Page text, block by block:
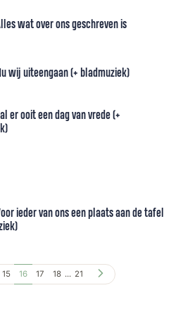
wat over ons geschreven is
wij uiteengaan (+ bladmuziek)
er ooit een dag van vrede (+
ieder van ons een plaats aan de tafel
15 16 17 18 ... 21